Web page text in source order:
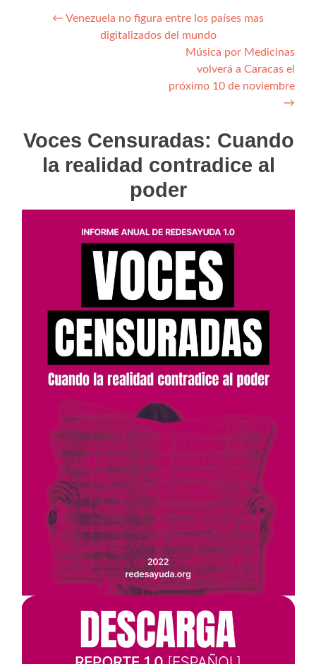
Navegación
← Venezuela no figura entre los países mas
digitalizados del mundo
Música por Medicinas
volverá a Caracas el
próximo 10 de noviembre
→
Voces Censuradas: Cuando
la realidad contradice al
poder